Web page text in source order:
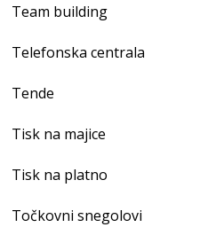
Team building
Telefonska centrala
Tende
Tisk na majice
Tisk na platno
Točkovni snegolovi